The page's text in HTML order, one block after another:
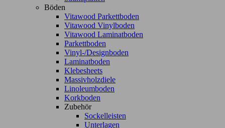
Böden
Vitawood Parkettboden
Vitawood Vinylboden
Vitawood Laminatboden
Parkettboden
Vinyl-/Designboden
Laminatboden
Klebesheets
Massivholzdiele
Linoleumboden
Korkboden
Zubehör
Sockelleisten
Unterlagen